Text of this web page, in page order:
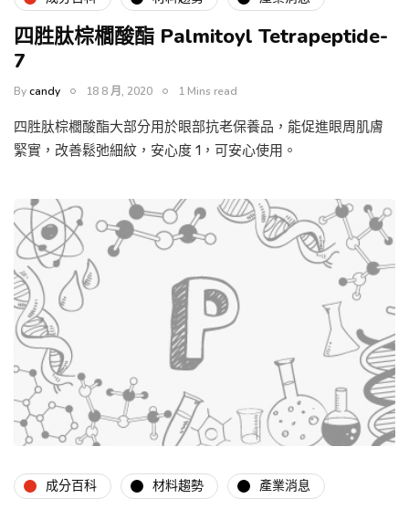
四胜肽棕櫚酸酯 Palmitoyl Tetrapeptide-
7
Bycandy 18 8 月, 2020 1 Mins read
四胜肽棕櫚酸酯大部分用於眼部抗老保養品，能促進眼周肌膚
緊實，改善鬆弛細紋，安心度 1，可安心使用。
成分百科 材料趨勢 產業消息